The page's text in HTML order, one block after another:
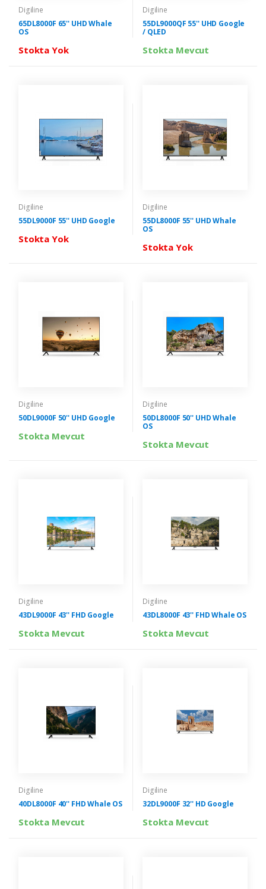
Digiline
65DL8000F 65'' UHD Whale
OS
Stokta Yok
Digiline
55DL9000QF 55'' UHD Google
/ QLED
Stokta Mevcut
Digiline
55DL9000F 55'' UHD Google
Stokta Yok
Digiline
55DL8000F 55'' UHD Whale
OS
Stokta Yok
Digiline
50DL9000F 50'' UHD Google
Stokta Mevcut
Digiline
50DL8000F 50'' UHD Whale
OS
Stokta Mevcut
Digiline
43DL9000F 43'' FHD Google
Stokta Mevcut
Digiline
43DL8000F 43'' FHD Whale OS
Stokta Mevcut
Digiline
40DL8000F 40'' FHD Whale OS
Stokta Mevcut
Digiline
32DL9000F 32'' HD Google
Stokta Mevcut